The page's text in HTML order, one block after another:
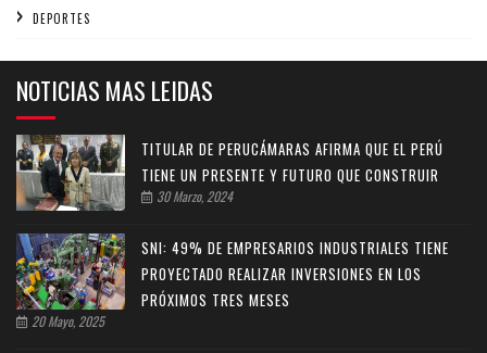
DEPORTES
NOTICIAS MAS LEIDAS
TITULAR DE PERUCÁMARAS AFIRMA QUE EL PERÚ
TIENE UN PRESENTE Y FUTURO QUE CONSTRUIR
30 Marzo, 2024
SNI: 49% DE EMPRESARIOS INDUSTRIALES TIENE
PROYECTADO REALIZAR INVERSIONES EN LOS
PRÓXIMOS TRES MESES
20 Mayo, 2025